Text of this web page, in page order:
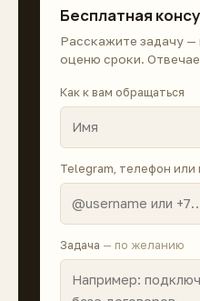
Бесплатная
Расскажите задачу
оценю сроки.
Как к вам обращаться
Telegram, телефон или
Задача — по желанию